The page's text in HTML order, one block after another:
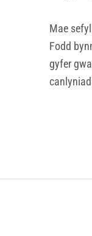
Mae
Fodd
gyfer
Skip back to main navigation
Llywio cofnod